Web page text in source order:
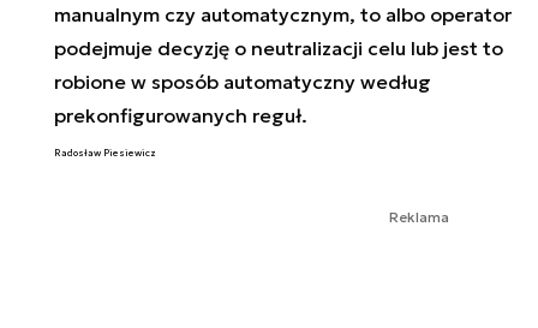
manualnym czy automatycznym, to albo operator
podejmuje decyzję o neutralizacji celu lub jest to
robione w sposób automatyczny według
prekonfigurowanych reguł.
Radosław Piesiewicz
Reklama